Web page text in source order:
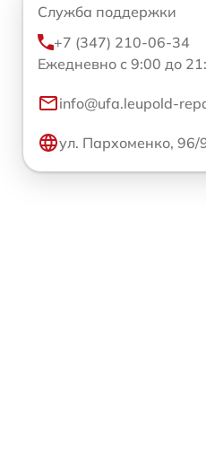
Служба поддержки
+7 (347) 210-06-34
Ежедневно с 9:00 до
info@ufa.leupold-
ул. Пархоменко, 96/